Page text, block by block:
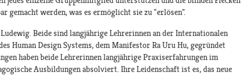
gemacht werden, was es ermöglicht sie zu "erlösen".
Beide sind langjährige Lehrerinnen an der Internationalen
Human Design Systems, dem Manifestor Ra Uru Hu, gegründet
haben beide Lehrerinnen langjährige Praxiserfahrungen im
Ausbildungen absolviert. Ihre Leidenschaft ist es, das neue